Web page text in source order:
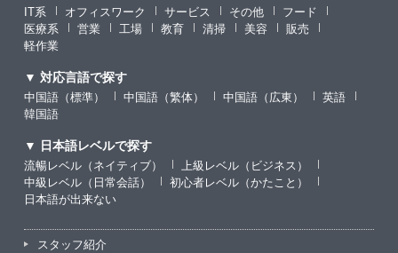
IT系 オフィスワーク サービス その他
フード
医療系
営業 工場 教育 清掃 美容
販売
軽作業
▼ 対応言語で探す
中国語（標準） 中国語（繁体） 中国語（広東）
英語
韓国語
▼ 日本語レベルで探す
流暢レベル（ネイティブ）
上級レベル（ビジネス）
中級レベル（日常会話）
初心者レベル（かたこと）
日本語が出来ない
スタッフ紹介